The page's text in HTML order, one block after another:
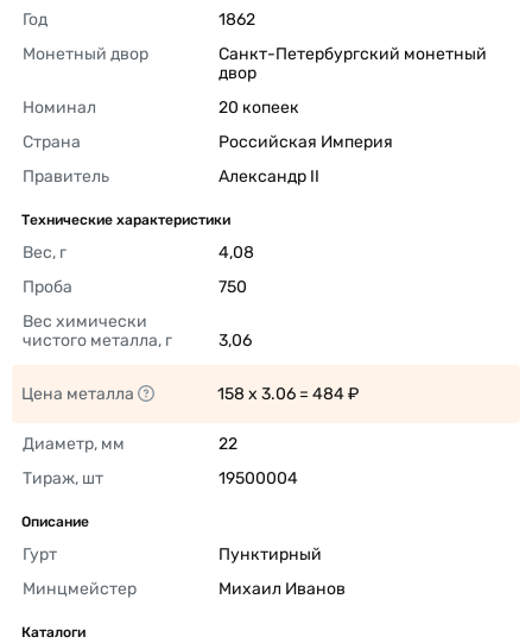
Год
1862
Монетный двор
Санкт-Петербургский монетный
двор
Номинал
20 копеек
Страна
Российская Империя
Правитель
Александр II
Технические характеристики
Вес, г
4,08
Проба
750
Вес химически
чистого металла, г
3,06
Цена металла 158 x 3.06 = 484 ₽
Диаметр, мм
22
Тираж, шт
19500004
Описание
Гурт
Пунктирный
Минцмейстер
Михаил Иванов
Каталоги